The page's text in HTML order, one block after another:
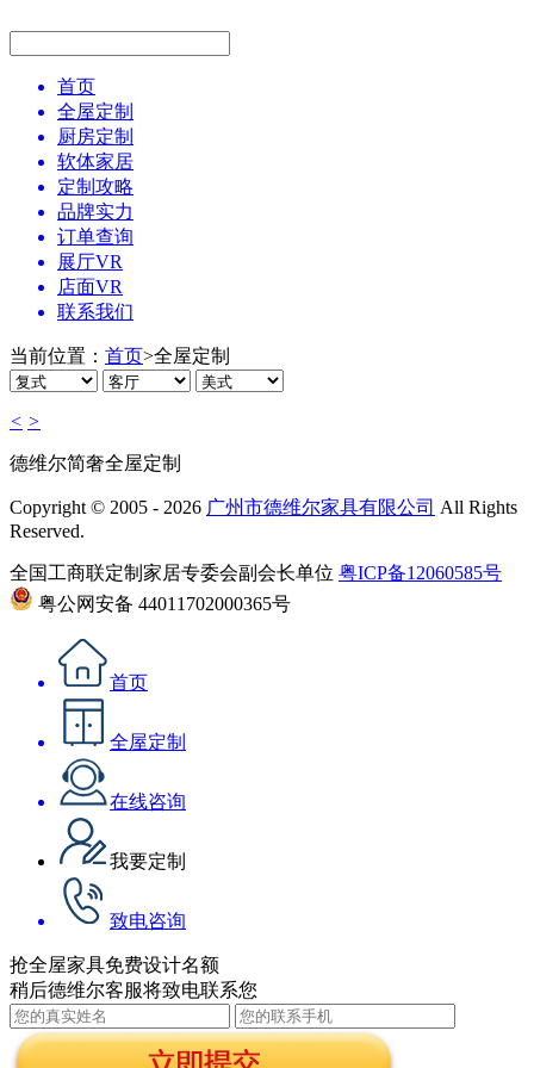
首页
全屋定制
厨房定制
软体家居
定制攻略
品牌实力
订单查询
展厅VR
店面VR
联系我们
当前位置： 首页>全屋定制
< >
德维尔简奢全屋定制
Copyright © 2005 - 2026 广州市德维尔家具有限公司 All Rights
Reserved.
全国工商联定制家居专委会副会长单位 粤ICP备12060585号
粤公网安备 44011702000365号
首页
全屋定制
在线咨询
我要定制
致电咨询
抢全屋家具免费设计名额
稍后德维尔客服将致电联系您